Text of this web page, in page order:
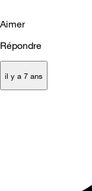
Aimer
Répondre
il y a 7 ans